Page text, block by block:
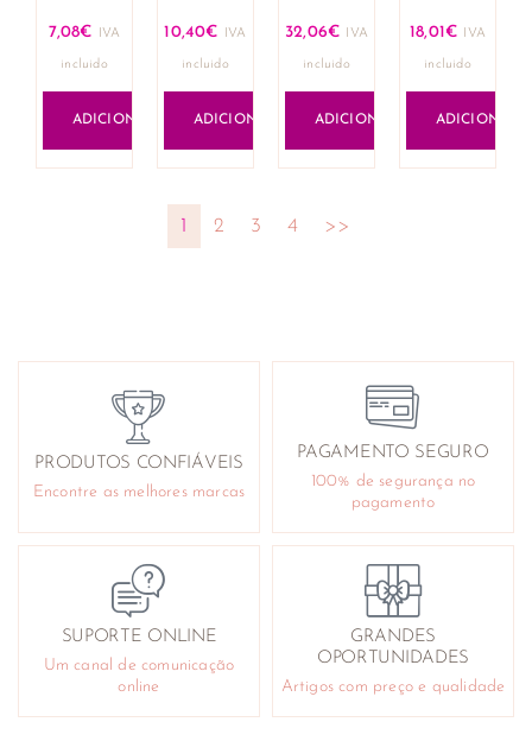
7,08€ IVA
incluido
ADICIONAR
10,40€ IVA
incluido
ADICIONAR
32,06€ IVA
incluido
ADICIONAR
18,01 € IVA
incluido
ADICIONAR
1 2 3 4 >>
PRODUTOS CONFIÁVEIS
Encontre as melhores marcas
PAGAMENTO SEGURO
100% de segurança no
pagamento
SUPORTE ONLINE
Um canal de comunicação
online
GRANDES
OPORTUNIDADES
Artigos com preço e qualidade